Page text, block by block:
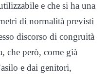
e che si ha una
di normalità previsti
discorso di congruità
che però, come già
e dai genitori,